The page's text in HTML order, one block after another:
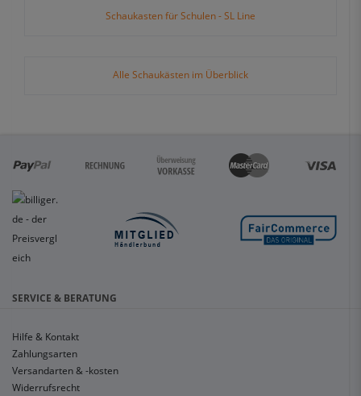
Schaukasten für Schulen - SL Line
Alle Schaukästen im Überblick
SERVICE & BERATUNG
Hilfe & Kontakt
Zahlungsarten
Versandarten & -kosten
Widerrufsrecht